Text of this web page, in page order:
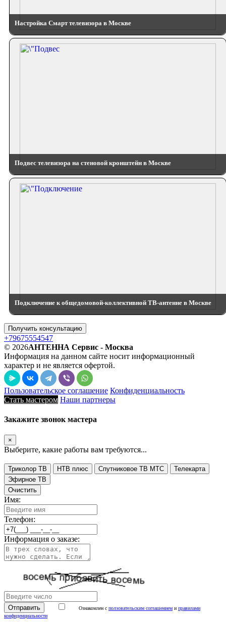
Настройка Смарт телевизора в Москве
Подвес телевизора на стеновой кронштейн в Москве
Подключение к общедомовой-коллективной ТВ-антенне в Москве
Получить консультацию
+79675554547
© 2026АНТЕННА Сервис - Москва
Информация на данном сайте носит информационный
характер и не является офертой.
Пользовательское соглашение Конфиденциальность
Стать мастером Наши партнеры
Закажите звонок мастера
×
Выберите, какие работы вам требуются...
Триколор ТВ НТВ плюс Спутниковое ТВ МТС
Телекарта
Эфирное ТВ
Очистить
Имя:
Телефон:
Информация о заказе:
Ознакомлен с ползовательским соглашением и правилами
конфиденциальности